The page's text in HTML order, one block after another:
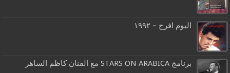
البوم افرح – ١٩٩٢
برنامج STARS ON ARABICA مع الفنان كاظم الساهر